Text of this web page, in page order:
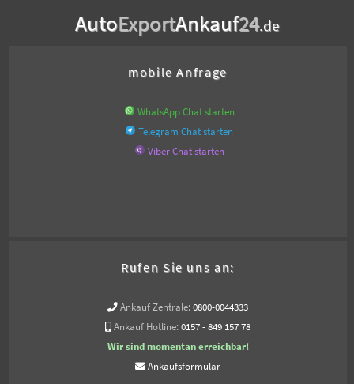
AutoExportAnkauf24.de
mobile Anfrage
WhatsApp Chat starten
Telegram Chat starten
Viber Chat starten
Rufen Sie uns an:
Ankauf Zentrale: 0800-0044333
Ankauf Hotline: 0157 - 849 157 78
Wir sind momentan erreichbar!
Ankaufsformular